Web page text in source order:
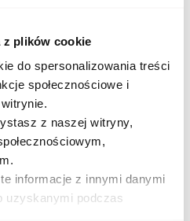
z plików cookie
do spersonalizowania treści
społecznościowe i
z naszej witryny,
informacje z innymi danymi
uzyskanymi podczas